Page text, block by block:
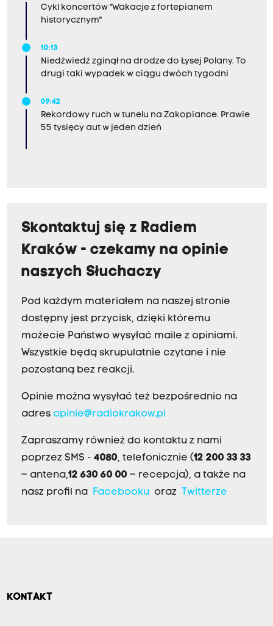
Cykl koncertów "Wakacje z fortepianem
historycznym"
10:13
Niedźwiedź zginął na drodze do Łysej Polany. To
drugi taki wypadek w ciągu dwóch tygodni
09:42
Rekordowy ruch w tunelu na Zakopiance. Prawie
55 tysięcy aut w jeden dzień
Skontaktuj się z Radiem
Kraków - czekamy na opinie
naszych Słuchaczy
Pod każdym materiałem na naszej stronie
dostępny jest przycisk, dzięki któremu
możecie Państwo wysyłać maile z opiniami.
Wszystkie będą skrupulatnie czytane i nie
pozostaną bez reakcji.
Opinie można wysyłać też bezpośrednio na
adres opinie@radiokrakow.pl
Zapraszamy również do kontaktu z nami
poprzez SMS - 4080, telefonicznie (12 200 33 33
– antena,12 630 60 00 – recepcja), a także na
nasz profil na Facebookuoraz Twitterze
KONTAKT